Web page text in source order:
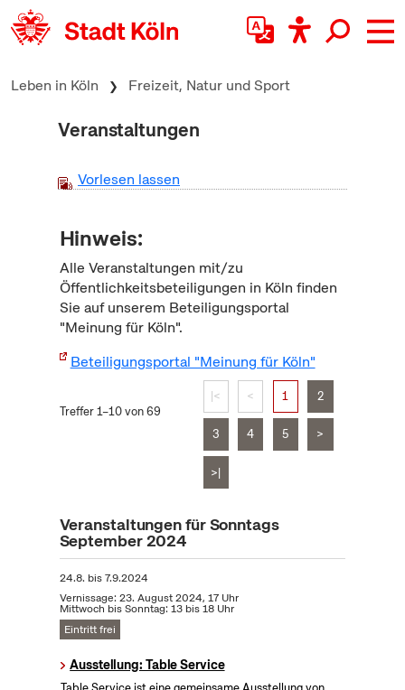
zum Inhalt springen
Leben in Köln Freizeit, Natur und Sport
Veranstaltungen
Vorlesen lassen
Hinweis:
Alle Veranstaltungen mit/zu
Öffentlichkeitsbeteiligungen in Köln finden
Sie auf unserem Beteiligungsportal
"Meinung für Köln".
Beteiligungsportal "Meinung für Köln"
Treffer 1–10 von 69
|< < 1 2
3 4 5 >
>|
Veranstaltungen für Sonntags
September 2024
24.8. bis7.9.2024
Vernissage: 23. August 2024, 17 Uhr
Mittwoch bis Sonntag: 13 bis 18 Uhr
Eintritt frei
Ausstellung: Table Service